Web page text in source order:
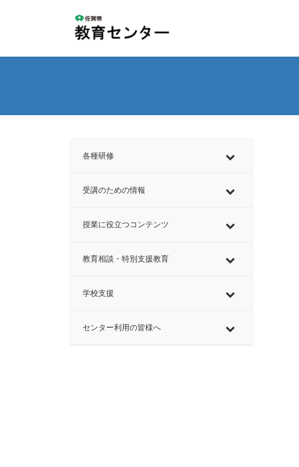
各種研修
受講のための情報
授業に役立つコンテンツ
教育相談・特別支援教育
学校支援
センター利用の皆様へ